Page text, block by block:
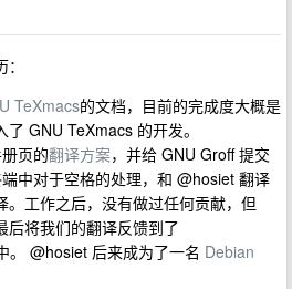
TeXmacs的文档，目前的完成度大概是
GNU TeXmacs 的开发。
页的翻译方案，并给 GNU Groff 提交
中对于空格的处理，和 @hosiet 翻译
。工作之后，没有做过任何贡献，但
后将我们的翻译反馈到了
。 @hosiet 后来成为了一名 Debian